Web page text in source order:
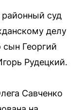
суд
делу
сын Георгий
Рудецкий.
Савченко